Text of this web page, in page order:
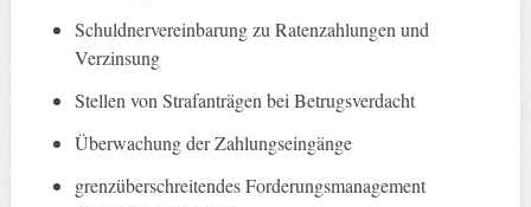
Schuldnervereinbarung zu Ratenzahlungen und
Verzinsung
Stellen von Strafanträgen bei Betrugsverdacht
Überwachung der Zahlungseingänge
grenzüberschreitendes Forderungsmanagement